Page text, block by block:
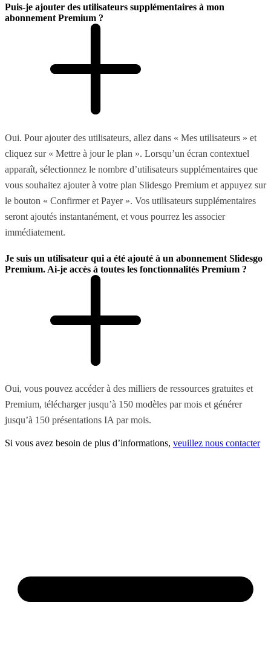
Puis-je ajouter des utilisateurs supplémentaires à mon
abonnement Premium ?
Oui. Pour ajouter des utilisateurs, allez dans « Mes utilisateurs » et
cliquez sur « Mettre à jour le plan ». Lorsqu’un écran contextuel
apparaît, sélectionnez le nombre d’utilisateurs supplémentaires que
vous souhaitez ajouter à votre plan Slidesgo Premium et appuyez sur
le bouton « Confirmer et Payer ». Vos utilisateurs supplémentaires
seront ajoutés instantanément, et vous pourrez les associer
immédiatement.
Je suis un utilisateur qui a été ajouté à un abonnement Slidesgo
Premium. Ai-je accès à toutes les fonctionnalités Premium ?
Oui, vous pouvez accéder à des milliers de ressources gratuites et
Premium, télécharger jusqu’à 150 modèles par mois et générer
jusqu’à 150 présentations IA par mois.
Si vous avez besoin de plus d’informations, veuillez nous contacter